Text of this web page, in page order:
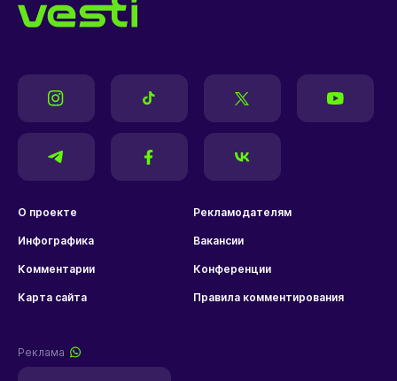
О проекте Рекламодателям
Инфографика Вакансии
Комментарии Конференции
Карта сайта Правила комментирования
Реклама